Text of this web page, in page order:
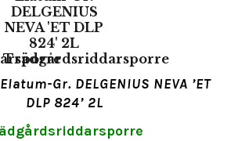
Gr. DELGENIUS NEVA ’ET
DLP 824’ 2L